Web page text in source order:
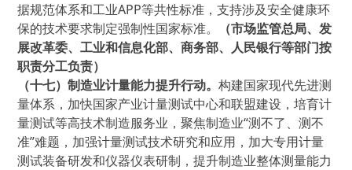
据规范体系和工业APP等共性标准，支持涉及安全健康环
保的技术要求制定强制性国家标准。
（市场监管总局、发
展改革委、工业和信息化部、商务部、人民银行等部门按
职责分工负责）
（十七）制造业计量能力提升行动。构建国家现代先进测
量体系，加快国家产业计量测试中心和联盟建设，培育计
量测试等高技术制造服务业，聚焦制造业“测不了、测不
准”难题，加强计量测试技术研究和应用，加大专用计量
测试装备研发和仪器仪表研制，提升制造业整体测量能力